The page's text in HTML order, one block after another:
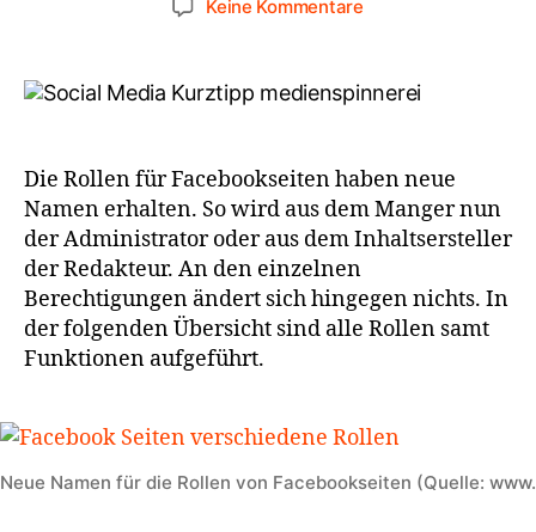
Keine Kommentare
Die Rollen für Facebookseiten haben neue
Namen erhalten. So wird aus dem Manger nun
der Administrator oder aus dem Inhaltsersteller
der Redakteur. An den einzelnen
Berechtigungen ändert sich hingegen nichts. In
der folgenden Übersicht sind alle Rollen samt
Funktionen aufgeführt.
Neue Namen für die Rollen von Facebookseiten (Quelle: